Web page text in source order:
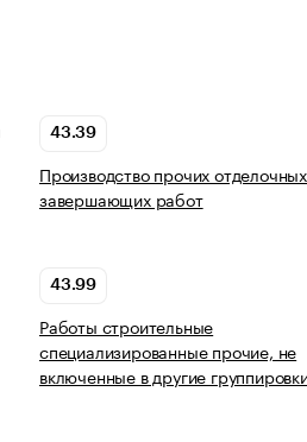
43.39
Производство прочих
завершающих работ
43.99
Работы строительные
специализированные прочие, не
включенные в другие